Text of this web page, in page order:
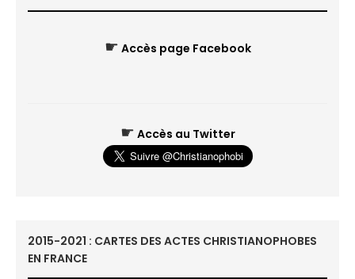
☛ Accès page Facebook
☛ Accès au Twitter
2015-2021 : CARTES DES ACTES CHRISTIANOPHOBES
EN FRANCE